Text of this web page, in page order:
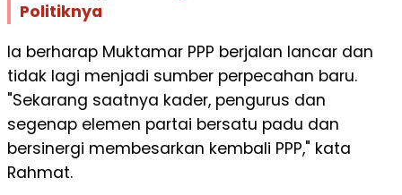
Politiknya
Ia berharap Muktamar PPP berjalan lancar dan
tidak lagi menjadi sumber perpecahan baru.
"Sekarang saatnya kader, pengurus dan
segenap elemen partai bersatu padu dan
bersinergi membesarkan kembali PPP," kata
Rahmat.